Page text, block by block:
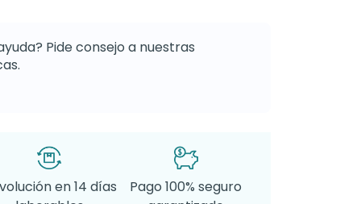
Pide consejo a nuestras
en 14 días
Pago 100% seguro